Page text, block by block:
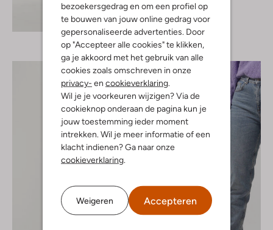
bezoekersgedrag en om een profiel op
te bouwen van jouw online gedrag voor
gepersonaliseerde advertenties. Door
op "Accepteer alle cookies" te klikken,
ga je akkoord met het gebruik van alle
cookies zoals omschreven in onze
privacy- en cookieverklaring.
Wil je je voorkeuren wijzigen? Via de
cookieknop onderaan de pagina kun je
jouw toestemming ieder moment
intrekken. Wil je meer informatie of een
klacht indienen? Ga naar onze
cookieverklaring.
Weigeren Accepteren
Ontdek de look